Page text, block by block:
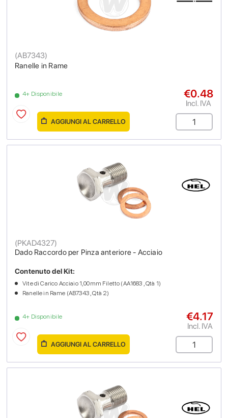
Ranelle in Rame
(AB7343)
4+ Disponibile €0.48
Incl. IVA
AGGIUNGI AL CARRELLO
Dado Raccordo per Pinza anteriore - Acciaio
(PKAD4327)
4+ Disponibile
Contenuto del Kit:
Vite di Carico Acciaio 1,00mm Filetto (AA1683 , Qtà 1)
Ranelle in Rame (AB7343 , Qtà 2)
€4.17
Incl. IVA
AGGIUNGI AL CARRELLO